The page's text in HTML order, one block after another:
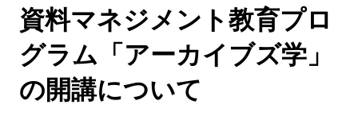
資料マネジメント教育プロ
グラム「アーカイブズ学」
の開講について